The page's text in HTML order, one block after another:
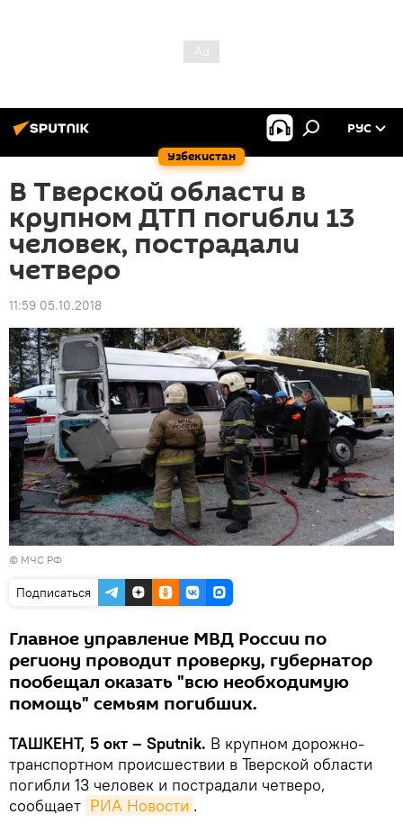
Узбекистан
РУС
В Тверской области в
крупном ДТП погибли 13
человек, пострадали
четверо
11:59 05.10.2018
© МЧС РФ
Подписаться
Главное управление МВД России по
региону проводит проверку, губернатор
пообещал оказать "всю необходимую
помощь" семьям погибших.
ТАШКЕНТ, 5 окт – Sputnik. В крупном дорожно-
транспортном происшествии в Тверской области
погибли 13 человек и пострадали четверо,
сообщает РИА Новости .